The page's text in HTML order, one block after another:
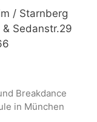
/ Starnberg
& Sedanstr.29
Breakdance
in München